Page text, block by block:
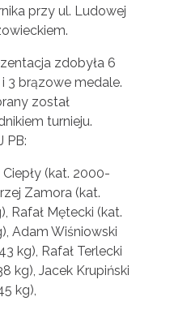
przy ul. Ludowej
zdobyła 6
3 brązowe medale.
został
turnieju.
PB:
(kat. 2000-
Zamora (kat.
Rafał Mętecki (kat.
Adam Wiśniowski
kg), Rafał Terlecki
kg), Jacek Krupiński
kg),